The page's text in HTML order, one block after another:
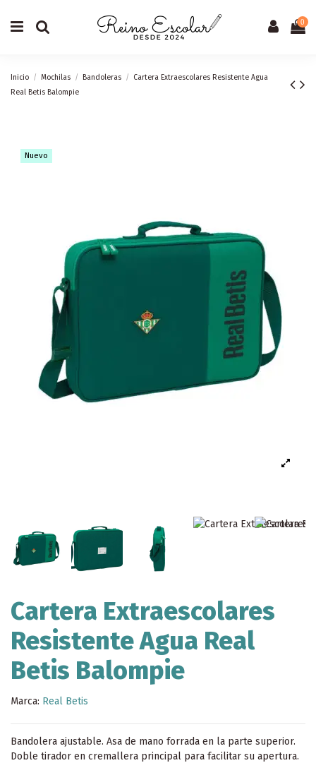
0
Inicio Mochilas Bandoleras
Cartera Extraescolares Resistente Agua
Real Betis Balompie
Nuevo
Cartera Extraescolares
Resistente Agua Real
Betis Balompie
Marca: Real Betis
Bandolera ajustable. Asa de mano forrada en la parte superior.
Doble tirador en cremallera principal para facilitar su apertura.